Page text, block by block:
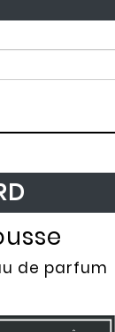
de parfum